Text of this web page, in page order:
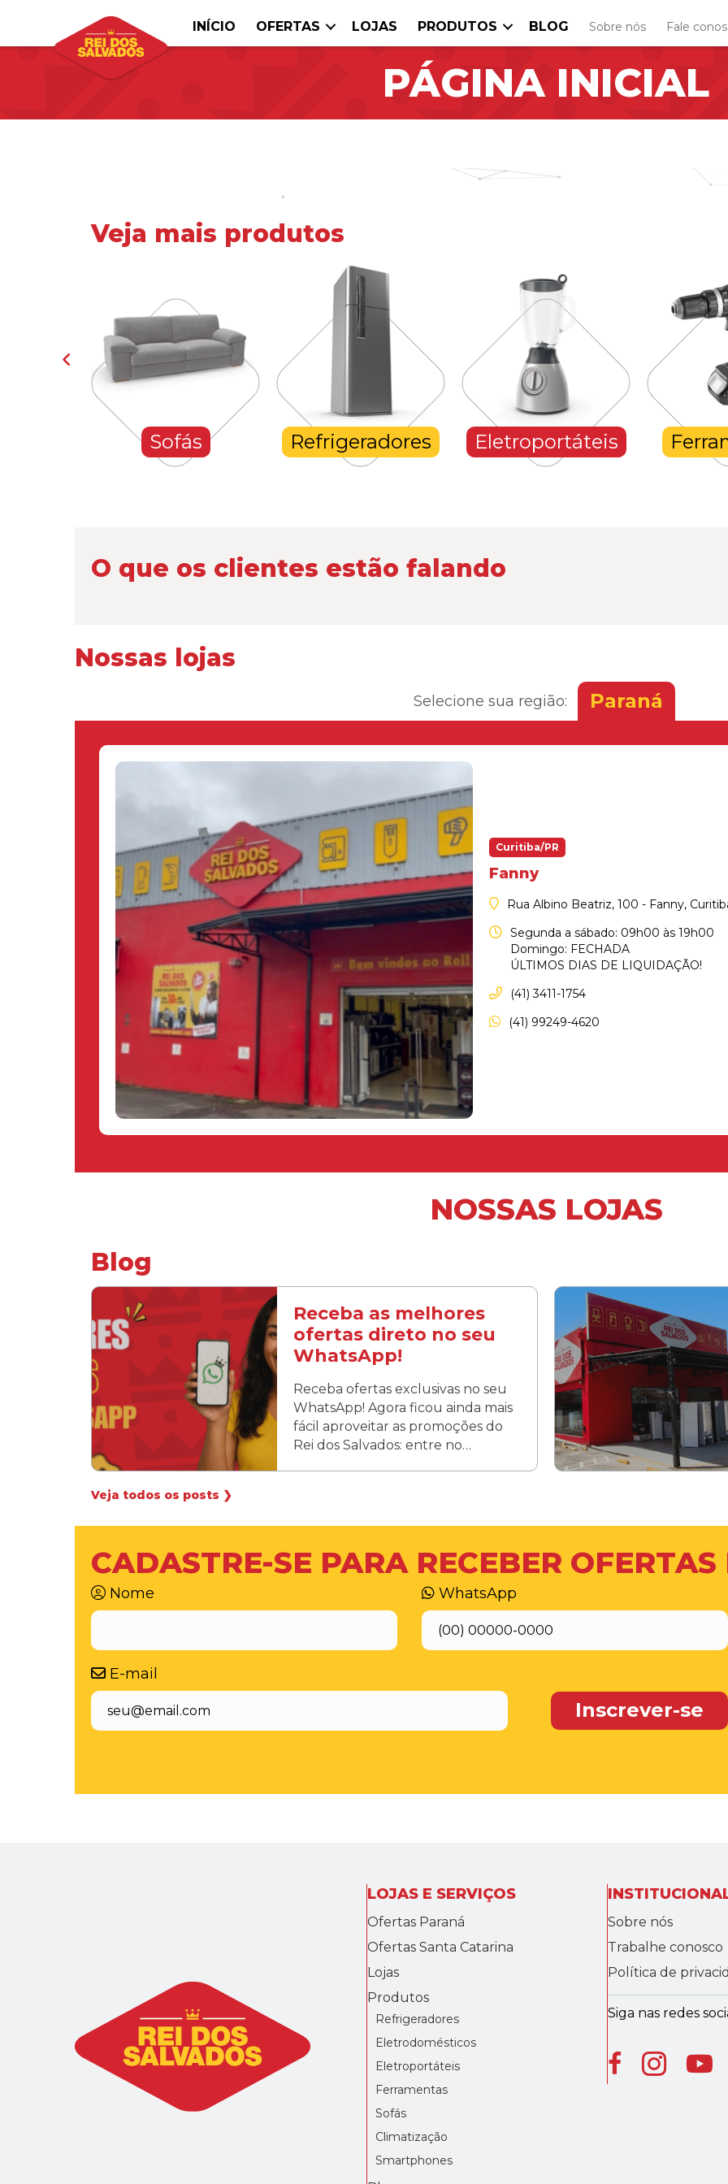
INÍCIO OFERTAS LOJAS PRODUTOS BLOG Sobre nós Fale
PÁGINA INICIAL
Veja mais produtos
Sofás Refrigeradores Eletroportáteis Ferramentas
O que os clientes estão falando
Nossas lojas
Selecione sua região: Paraná
Curitiba/PR
Fanny
Rua Albino Beatriz, 100 - Fanny,
Segunda a sábado: 09h00 às 19h00
Domingo: FECHADA
ÚLTIMOS DIAS DE LIQUIDAÇÃO!
(41) 3411-1754
(41) 99249-4620
NOSSAS LOJAS
Blog
Receba as melhores
ofertas direto no seu
WhatsApp!
Receba ofertas exclusivas no seu
WhatsApp! Agora ficou ainda mais
fácil aproveitar as promoções do
Rei dos Salvados: entre no…
Veja todos os posts ❯
CADASTRE-SE PARA RECEBER
Nome WhatsApp
E-mail
LOJAS E SERVIÇOS
Ofertas Paraná
Ofertas Santa Catarina
Lojas
Produtos
Refrigeradores
Eletrodomésticos
Eletroportáteis
Ferramentas
Sofás
Climatização
Smartphones
Sobre nós
Trabalhe conosco
Política de
Siga nas redes